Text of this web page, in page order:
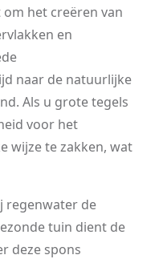
het creëren van
en
naar de natuurlijke
Als u grote tegels
voor het
wijze te zakken, wat
regenwater de
tuin dient de
deze spons